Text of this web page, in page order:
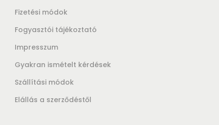
Fizetési módok
Fogyasztói tájékoztató
Impresszum
Gyakran ismételt kérdések
Szállítási módok
Elállás a szerződéstől